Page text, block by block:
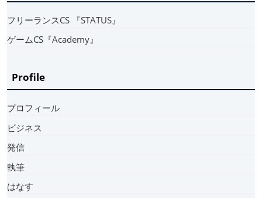
フリーランスCS 『STATUS』
ゲームCS『Academy』
Profile
プロフィール
ビジネス
発信
執筆
はなす